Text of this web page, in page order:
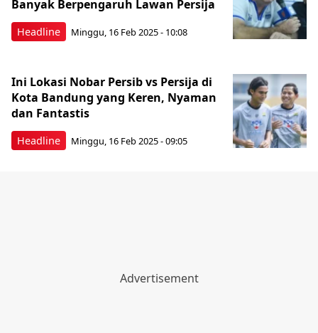
Headline
Banyak Berpengaruh Lawan Persija
Minggu, 16 Feb 2025 - 10:08
Headline
Ini Lokasi Nobar Persib vs Persija di
Kota Bandung yang Keren, Nyaman
dan Fantastis
Minggu, 16 Feb 2025 - 09:05